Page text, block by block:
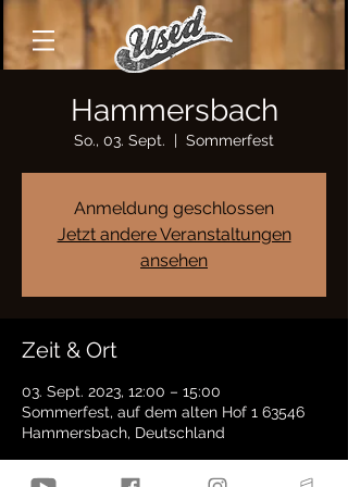
Hammersbach
So., 03. Sept.
  |
Sommerfest
Anmeldung geschlossen
Jetzt andere Veranstaltungen
ansehen
Zeit & Ort
03. Sept. 2023, 12:00 – 15:00
Sommerfest, auf dem alten Hof 1 63546
Hammersbach, Deutschland